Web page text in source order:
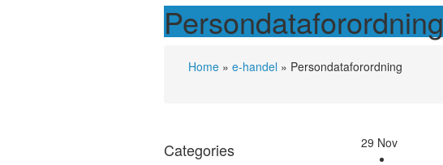
Persondataforordning
Home » e-handel » Persondataforordning
29 Nov
Categories